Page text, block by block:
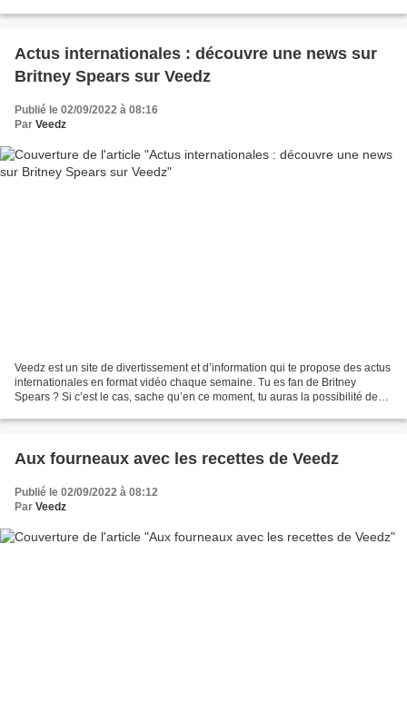
Actus internationales : découvre une news sur
Britney Spears sur Veedz
Publié le 02/09/2022 à 08:16
Par Veedz
Veedz est un site de divertissement et d’information qui te propose des actus
internationales en format vidéo chaque semaine. Tu es fan de Britney
Spears ? Si c’est le cas, sache qu’en ce moment, tu auras la possibilité de
Aux fourneaux avec les recettes de Veedz
Publié le 02/09/2022 à 08:12
Par Veedz